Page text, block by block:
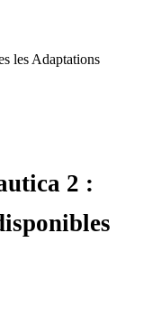
les Adaptations
2 :